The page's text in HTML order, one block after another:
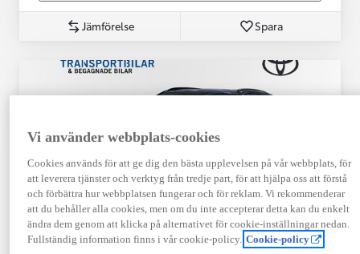
Jämförelse Spara
Vi använder webbplats-cookies
Cookies används för att ge dig den bästa upplevelsen på vår webbplats, för
att leverera tjänster och verktyg från tredje part, för att hjälpa oss att förstå
och förbättra hur webbplatsen fungerar och för reklam. Vi rekommenderar
att du behåller alla cookies, men om du inte accepterar detta kan du enkelt
ändra dem genom att klicka på alternativet för cookie-inställningar nedan.
Fullständig information finns i vår cookie-policy. Cookie-policy